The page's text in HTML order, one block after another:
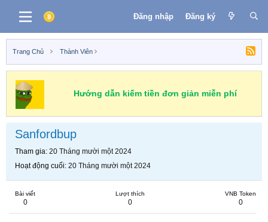
Đăng nhập Đăng ký
Trang Chủ Thành Viên
Hướng dẫn kiếm tiền đơn giản miễn phí
Sanfordbup
Tham gia 20 Tháng mười một 2024
Hoạt động cuối 20 Tháng mười một 2024
Bài viết
0
Lượt thích
0
VNB Token
0